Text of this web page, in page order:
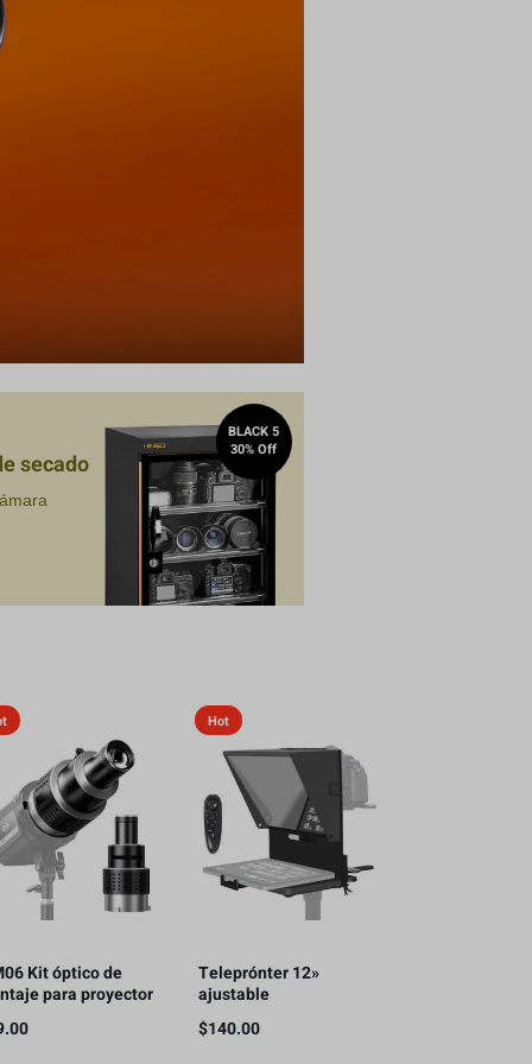
secado
BLACK 5
30% Off
Kit óptico de
para proyector
Bowens con 5
de Gobos y 35
Hot
Teleprónter 12»
ajustable
iPad/camara/teléfono
inteligente
$140.00